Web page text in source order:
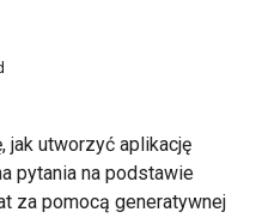
jak utworzyć aplikację
pytania na podstawie
za pomocą generatywnej